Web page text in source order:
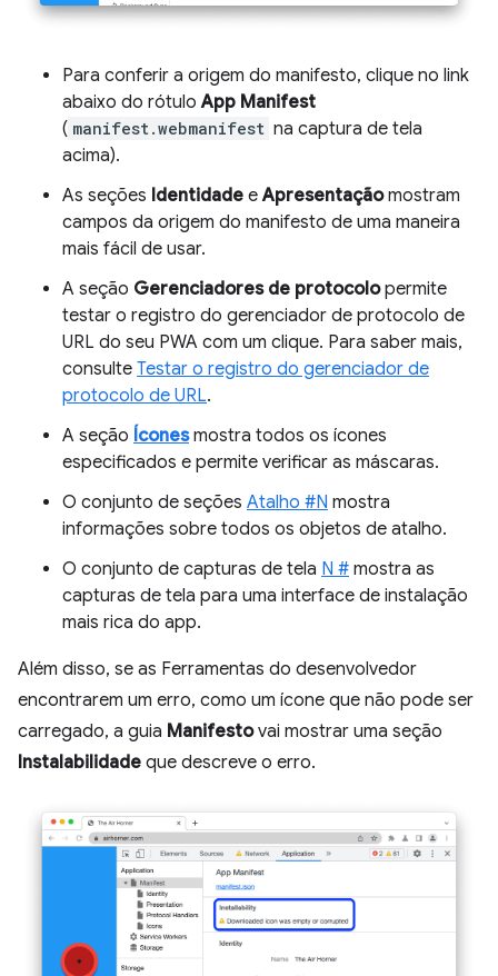
Para conferir a origem do manifesto, clique no link
abaixo do rótuloApp Manifest
( manifest.webmanifest na captura de tela
acima).
As seções Identidade eApresentaçãomostram
campos da origem do manifesto de uma maneira
mais fácil de usar.
A seção Gerenciadores de protocolopermite
testar o registro do gerenciador de protocolo de
URL do seu PWA com um clique. Para saber mais,
consulte Testar o registro do gerenciador de
protocolo de URL.
A seção Íconesmostra todos os ícones
especificados e permite verificar as máscaras.
O conjunto de seções Atalho #N mostra
informações sobre todos os objetos de atalho.
O conjunto de capturas de tela N # mostra as
capturas de tela para uma interface de instalação
mais rica do app.
Além disso, se as Ferramentas do desenvolvedor
encontrarem um erro, como um ícone que não pode ser
carregado, a guia Manifestovai mostrar uma seção
Instalabilidade que descreve o erro.